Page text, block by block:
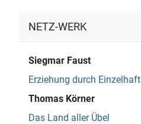
NETZ-WERK
Siegmar Faust
Erziehung durch Einzelhaft
Thomas Körner
Das Land aller Übel